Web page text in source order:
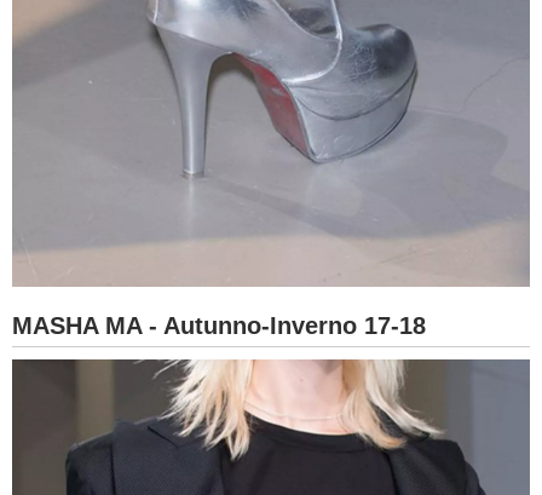
MASHA MA - Autunno-Inverno 17-18